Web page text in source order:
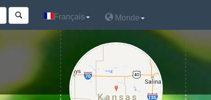
Français Monde
Français Monde